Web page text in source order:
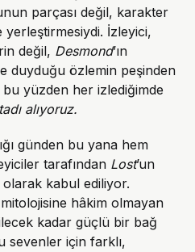
parçası değil, karakter
yerleştirmesiydi. İzleyici,
değil, Desmond’ın
duyduğu özlemin peşinden
yüzden her izlediğimde
alıyoruz.
günden bu yana hem
tarafından Lost’un
kabul ediliyor.
hâkim olmayan
kadar güçlü bir bağ
sevenler için farklı,